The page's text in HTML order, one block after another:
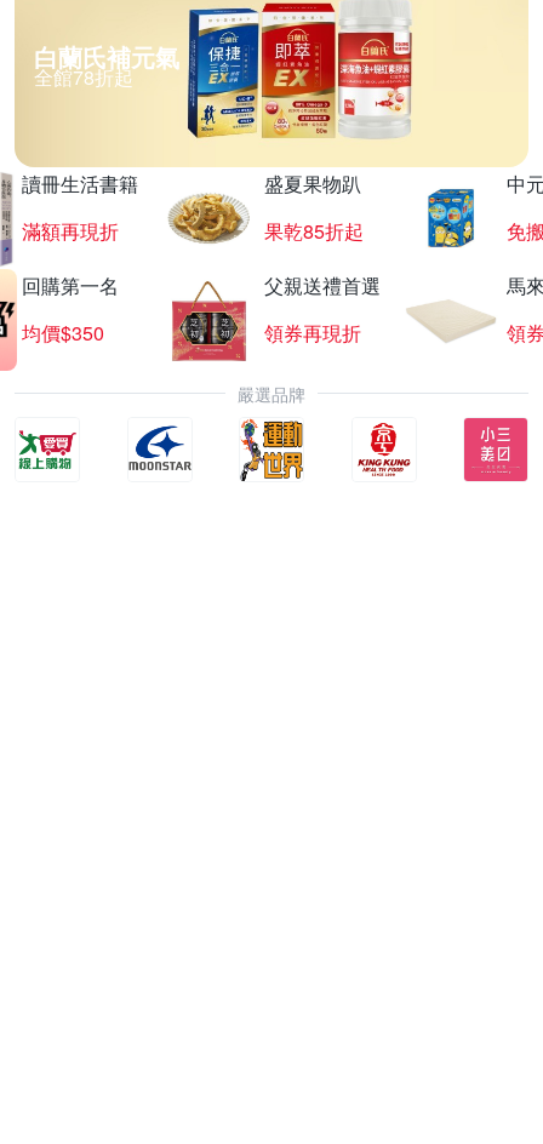
白蘭氏補元氣
全館78折起
讀冊生活書籍
滿額再現折
盛夏果物趴
果乾85折起
中
免
回購第一名
均價$350
父親送禮首選
領券再現折
馬
領
嚴選品牌